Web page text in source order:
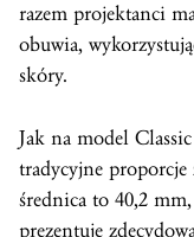
razem projektanci
obuwia,
skóry.
Jak na model
tradycyjne proporcje
średnica to 40,2
prezentuje